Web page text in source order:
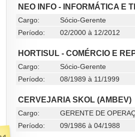
NEO INFO - INFORMÁTICA E
Cargo:
Sócio-Gerente
Período:
02/2000 à 12/2012
HORTISUL - COMÉRCIO E
Cargo:
Sócio-Gerente
Período:
08/1989 à 11/1999
CERVEJARIA SKOL (AMBEV)
Cargo:
GERENTE DE
Período:
09/1986 à 04/1988